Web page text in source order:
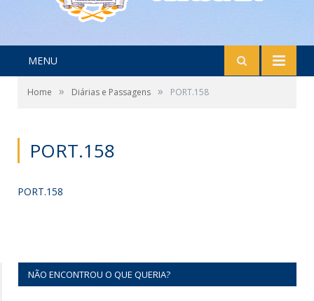
MENU
Home » Diárias e Passagens » PORT.158
PORT.158
PORT.158
NÃO ENCONTROU O QUE QUERIA?